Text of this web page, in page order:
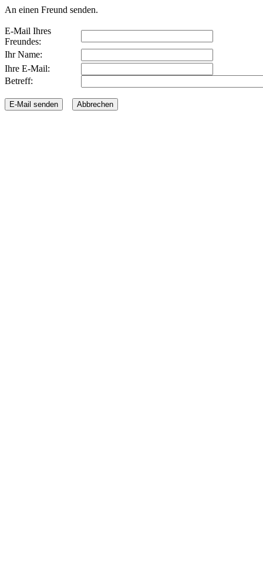
An einen Freund senden.
E-Mail Ihres
Freundes:
Ihr Name:
Ihre E-Mail:
Betreff: